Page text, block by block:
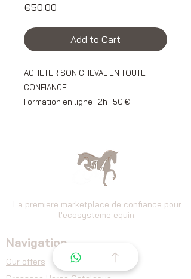
€50.00
Add to Cart
ACHETER SON CHEVAL EN TOUTE
CONFIANCE
Formation en ligne · 2h · 50 €
vous ne savez pas vraiment par où
Ce webinaire vous donne les clés
concrètes pour acheter au bon prix,
éviter les pièges classiques et arriver
AU PROGRAMME
La premiere marketplace de confiance pour
l'ecosysteme equin.
Navigation
Our offers